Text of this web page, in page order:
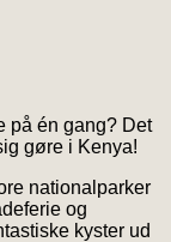
på én gang? Det
gøre i Kenya!
nationalparker
og
kyster ud